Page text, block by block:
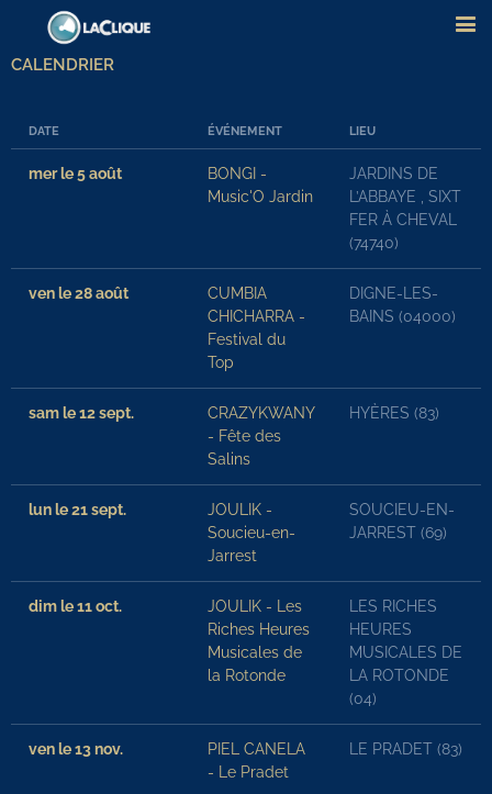
CALENDRIER
DATE ÉVÉNEMENT LIEU
mer le 5 août
BONGI -
Music'O Jardin
JARDINS DE
L’ABBAYE , SIXT
FER À CHEVAL
(74740)
ven le 28 août
CUMBIA
CHICHARRA -
Festival du
Top
DIGNE-LES-
BAINS (04000)
sam le 12 sept.
CRAZYKWANY
- Fête des
Salins
HYÈRES (83)
lun le 21 sept.
JOULIK -
Soucieu-en-
Jarrest
SOUCIEU-EN-
JARREST (69)
dim le 11 oct.
JOULIK - Les
Riches Heures
Musicales de
la Rotonde
LES RICHES
HEURES
MUSICALES DE
LA ROTONDE
(04)
ven le 13 nov.
PIEL CANELA
- Le Pradet
LE PRADET (83)